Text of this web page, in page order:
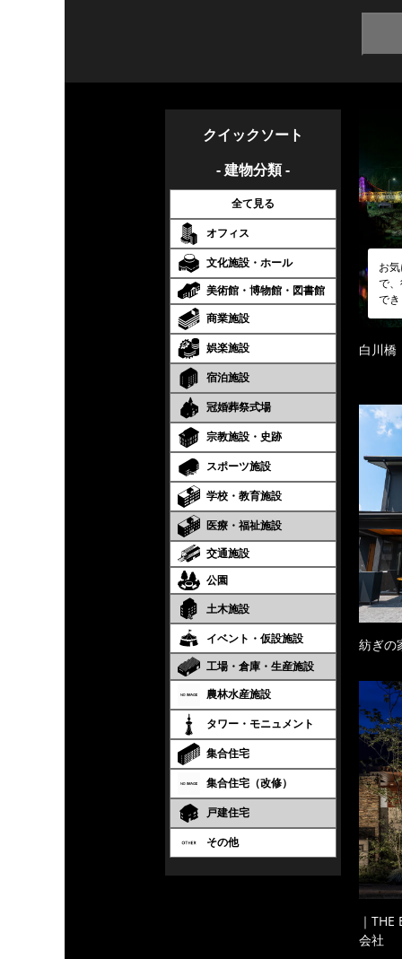
クイックソート
- 建物分類 -
全て見る
オフィス
文化施設・ホール
美術館・博物館・図書館
商業施設
娯楽施設
宿泊施設
冠婚葬祭式場
宗教施設・史跡
スポーツ施設
学校・教育施設
医療・福祉施設
交通施設
公園
土木施設
イベント・仮設施設
工場・倉庫・生産施設
農林水産施設
タワー・モニュメント
集合住宅
集合住宅（改修）
戸建住宅
その他
お
で
で
白川橋
紡ぎの
｜
会社